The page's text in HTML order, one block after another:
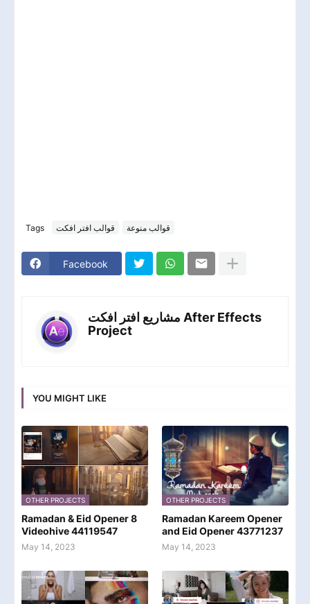
Tags قوالب افتر افكت قوالب منوعة
Facebook
مشاريع افتر افكت After Effects
Project
YOU MIGHT LIKE
OTHER PROJECTS
Ramadan & Eid Opener 8
Videohive 44119547
May 14, 2023
OTHER PROJECTS
Ramadan Kareem Opener
and Eid Opener 43771237
May 14, 2023